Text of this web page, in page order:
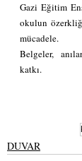
Gazi Eğitim
okulun
mücadele.
Belgeler,
katkı.
DUVAR